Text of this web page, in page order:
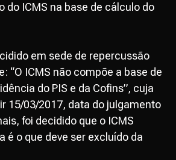
do ICMS na base de cálculo do
em sede de repercussão
“O ICMS não compõe a base de
do PIS e da Cofins”, cuja
15/03/2017, data do julgamento
foi decidido que o ICMS
é o que deve ser excluído da